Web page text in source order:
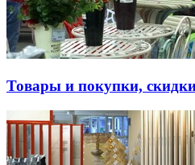
Товары и покупки,